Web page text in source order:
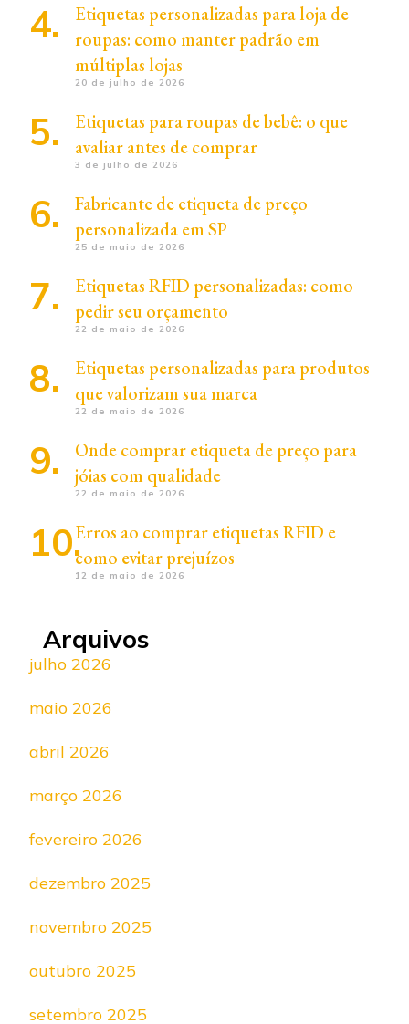
Etiquetas personalizadas para loja de
roupas: como manter padrão em
múltiplas lojas
20 de julho de 2026
Etiquetas para roupas de bebê: o que
avaliar antes de comprar
3 de julho de 2026
Fabricante de etiqueta de preço
personalizada em SP
25 de maio de 2026
Etiquetas RFID personalizadas: como
pedir seu orçamento
22 de maio de 2026
Etiquetas personalizadas para produtos
que valorizam sua marca
22 de maio de 2026
Onde comprar etiqueta de preço para
jóias com qualidade
22 de maio de 2026
Erros ao comprar etiquetas RFID e
como evitar prejuízos
12 de maio de 2026
Arquivos
julho 2026
maio 2026
abril 2026
março 2026
fevereiro 2026
dezembro 2025
novembro 2025
outubro 2025
setembro 2025